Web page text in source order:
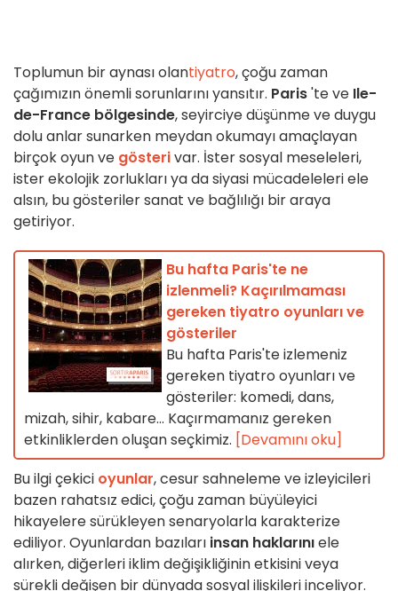
Toplumun bir aynası olantiyatro, çoğu zaman
çağımızın önemli sorunlarını yansıtır. Paris'te ve Ile-
de-France bölgesinde, seyirciye düşünme ve duygu
dolu anlar sunarken meydan okumayı amaçlayan
birçok oyun ve gösterivar. İster sosyal meseleleri,
ister ekolojik zorlukları ya da siyasi mücadeleleri ele
alsın, bu gösteriler sanat ve bağlılığı bir araya
getiriyor.
Bu hafta Paris'te ne
izlenmeli? Kaçırılmaması
gereken tiyatro oyunları ve
gösteriler
Bu hafta Paris'te izlemeniz
gereken tiyatro oyunları ve
gösteriler: komedi, dans,
mizah, sihir, kabare... Kaçırmamanız gereken
etkinliklerden oluşan seçkimiz. [Devamını oku]
Bu ilgi çekici oyunlar, cesur sahneleme ve izleyicileri
bazen rahatsız edici, çoğu zaman büyüleyici
hikayelere sürükleyen senaryolarla karakterize
ediliyor. Oyunlardan bazıları insan haklarınıele
alırken, diğerleri iklim değişikliğinin etkisini veya
sürekli değişen bir dünyada sosyal ilişkileri inceliyor.